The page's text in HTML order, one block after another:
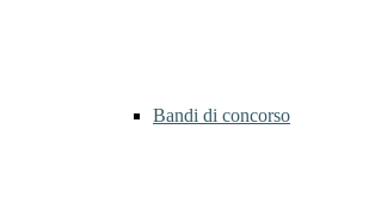
Bandi di concorso